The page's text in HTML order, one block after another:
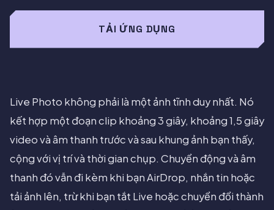
TẢI ỨNG DỤNG
Live Photo không phải là một ảnh tĩnh duy nhất. Nó
kết hợp một đoạn clip khoảng 3 giây, khoảng 1,5 giây
video và âm thanh trước và sau khung ảnh bạn thấy,
cộng với vị trí và thời gian chụp. Chuyển động và âm
thanh đó vẫn đi kèm khi bạn AirDrop, nhắn tin hoặc
tải ảnh lên, trừ khi bạn tắt Live hoặc chuyển đổi thành